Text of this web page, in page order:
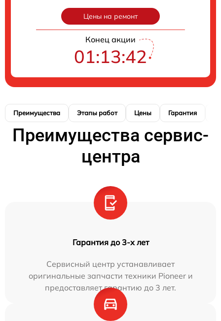
Цены на ремонт
Конец акции
01:13:41
Преимущества Этапы работ Цены Гарантия
Преимущества сервис-
центра
Гарантия до 3-х лет
Сервисный центр устанавливает
оригинальные запчасти техники Pioneer и
предоставляет гарантию до 3 лет.